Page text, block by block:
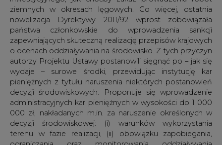
przedsięwzięcia na środowisko, (iii) wymogów w zakresie
ograniczania transgranicznego oddziaływania na
środowisko, (iv) obowiązku przeprowadzenia
kompensacji przyrodniczej, (v) obowiązku przedstawienia
analizy porealizacyjnej, czy też za (vi) niezrealizowanie
działań służących zapobieganiu, ograniczaniu i
kompensacji znaczącego negatywnego oddziaływania
na obszar Natura 2000 określonych w innych decyzjach,
w ramach których przeprowadzono ocenę oddziaływania
na obszar Natura 2000. Kary pieniężne wymierzać będzie
wojewódzki inspektor ochrony środowiska biorąc pod
uwagę ilość i wagę stwierdzonych uchybień. Wpływy z
tych kar będą przeznaczane na usuwanie szkód przez
Generalnego Dyrektora Ochrony Środowiska lub na